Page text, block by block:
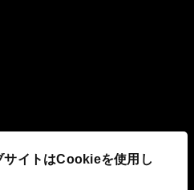
サイトはCookieを使用し
み